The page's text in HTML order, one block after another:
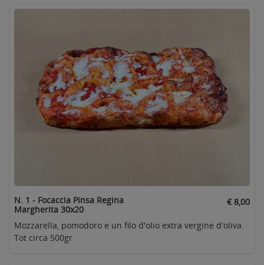
N. 1 - Focaccia Pinsa Regina
Margherita 30x20
€ 8,00
Mozzarella, pomodoro e un filo d'olio extra vergine d'oliva.
Tot circa 500gr